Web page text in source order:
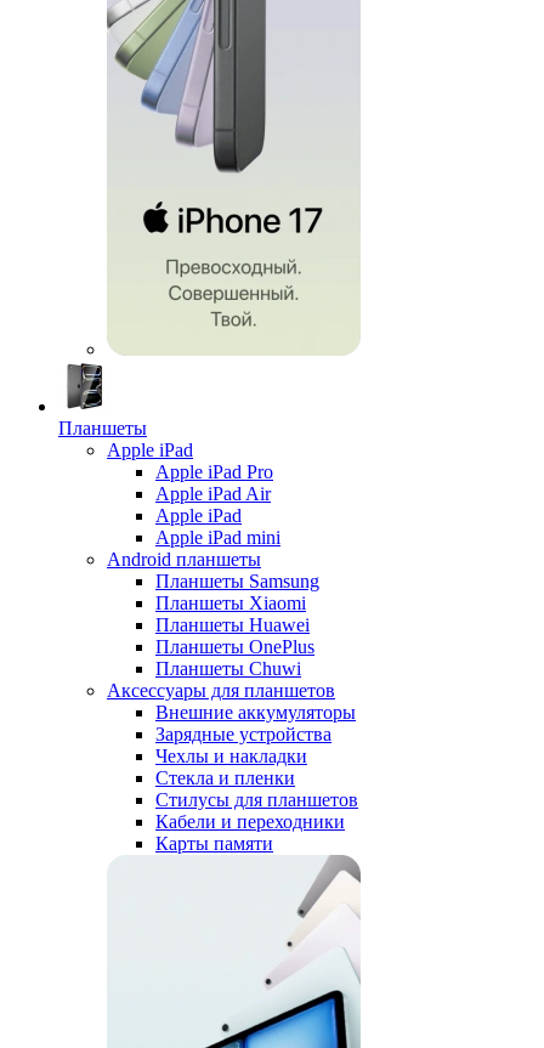
Планшеты
Apple iPad
Apple iPad Pro
Apple iPad Air
Apple iPad
Apple iPad mini
Android планшеты
Планшеты Samsung
Планшеты Xiaomi
Планшеты Huawei
Планшеты OnePlus
Планшеты Chuwi
Аксессуары для планшетов
Внешние аккумуляторы
Зарядные устройства
Чехлы и накладки
Стекла и пленки
Стилусы для планшетов
Кабели и переходники
Карты памяти